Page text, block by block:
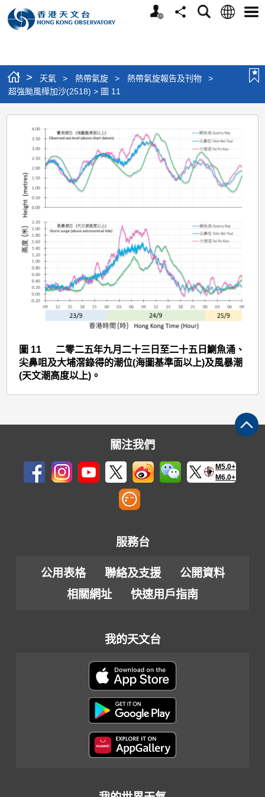
個
分
搜
語
選
> 天氣 > 熱帶氣旋 > 熱帶氣旋報告及刊物
>
超強颱風樺加沙(2518) > 圖 11
超
風
樺
加
沙
(2518)
圖 11 二零二五年九月二十三日至二十五日鰂魚涌、
尖鼻咀及大埔滘錄得的潮位(海圖基準面以上)及風暴潮
(天文潮高度以上)。
關注我們
M5.0+
M6.0+
服務台
公用表格 聯絡及支援
公開資料
相關網址
快速用戶指南
我的天文台